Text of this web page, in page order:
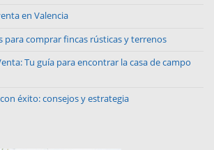
en Valencia
para comprar fincas rústicas y terrenos
Tu guía para encontrar la casa de campo
éxito: consejos y estrategia